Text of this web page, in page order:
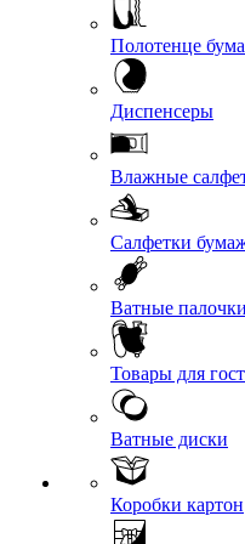
Полотенце
Диспенсеры
Влажные
Салфетки
Ватные палочки
Товары для
Ватные диски
Коробки картон